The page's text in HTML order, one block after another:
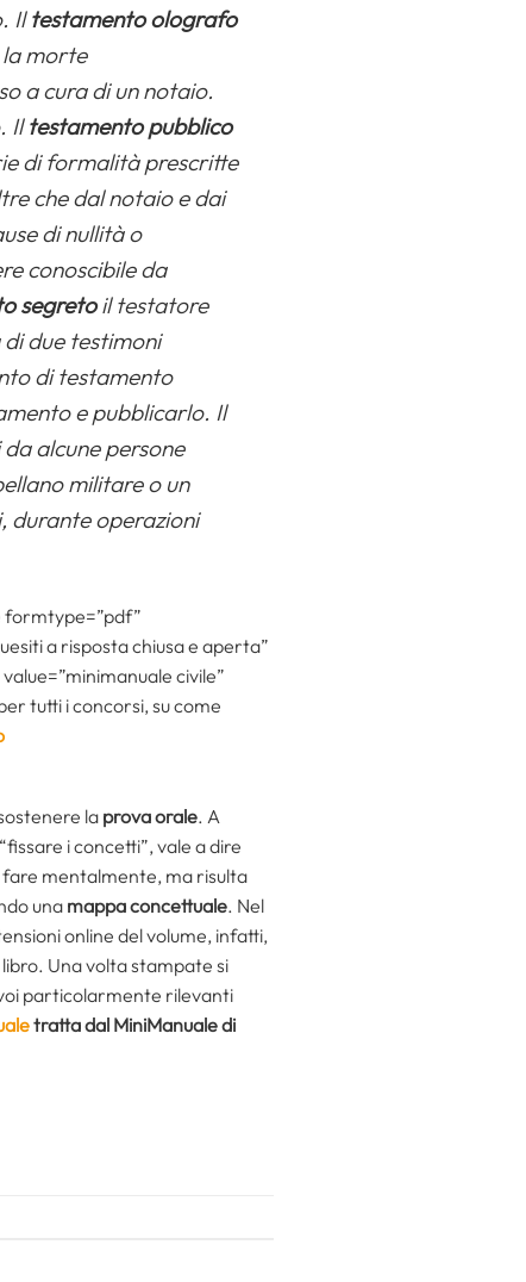
Iltestamento olografo
morte
a cura di un notaio.
Iltestamento pubblico
di formalità prescritte
che dal notaio e dai
di nullità o
conoscibile da
segretoil testatore
due testimoni
di testamento
e pubblicarlo. Il
alcune persone
militare o un
durante operazioni
formtype=”pdf”
a risposta chiusa e aperta”
civile”
tutti i concorsi, su come
la prova orale. A
i concetti”, vale a dire
mentalmente, ma risulta
una mappa concettuale. Nel
online del volume, infatti,
Una volta stampate si
particolarmente rilevanti
tratta dal MiniManuale di